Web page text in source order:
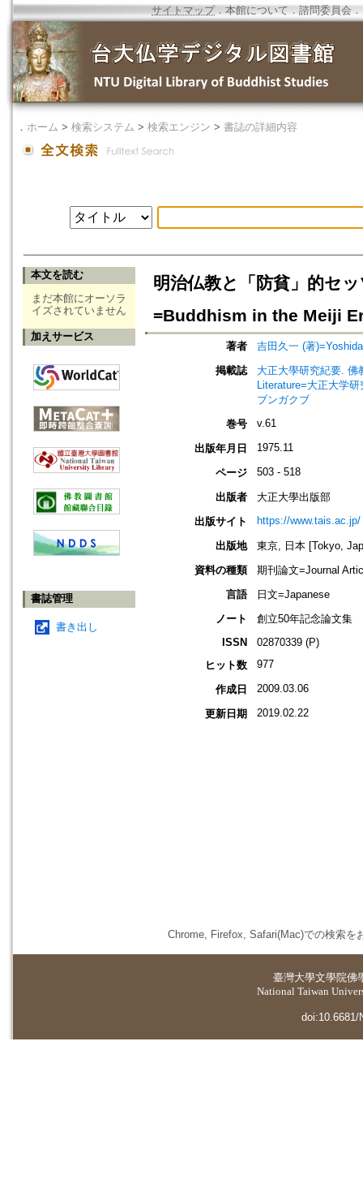
サイトマップ．本館について ． 諮問委員会 ．
． ホーム > 検索システム > 検索エンジン > 書誌の詳細内容
本文を読む
まだ本館にオーソラ
イズされていません
加えサービス
書誌管理
書き出し
明治仏教と「防貧」的セ
=Buddhism in the Meiji
著者
吉田久一 (著
掲載誌
大正大學研究紀要. 佛
Literature=大正大学
ブンガクブ
巻号
v.61
出版年月日 1975.11
ページ 503 - 518
出版者
大正大學出版部
出版サイト
https://www.tais.ac.jp/
出版地
東京, 日本 [Tokyo,
資料の種類
期刊論文=Journal
言語
日文=Japanese
ノート
創立50年記念論文集
ISSN
02870339 (P)
ヒット数
977
作成日 2009.03.06
更新日期 2019.02.22
Chrome, Firefox, Safari(Mac)での検索を
臺灣大學文學院佛
National Taiwan
doi:10.6681/